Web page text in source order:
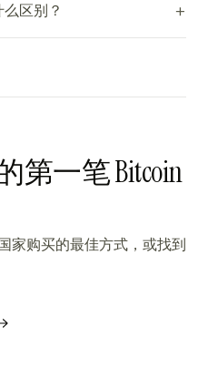
区别？
第一笔 Bitcoin
家购买的最佳方式，或找到